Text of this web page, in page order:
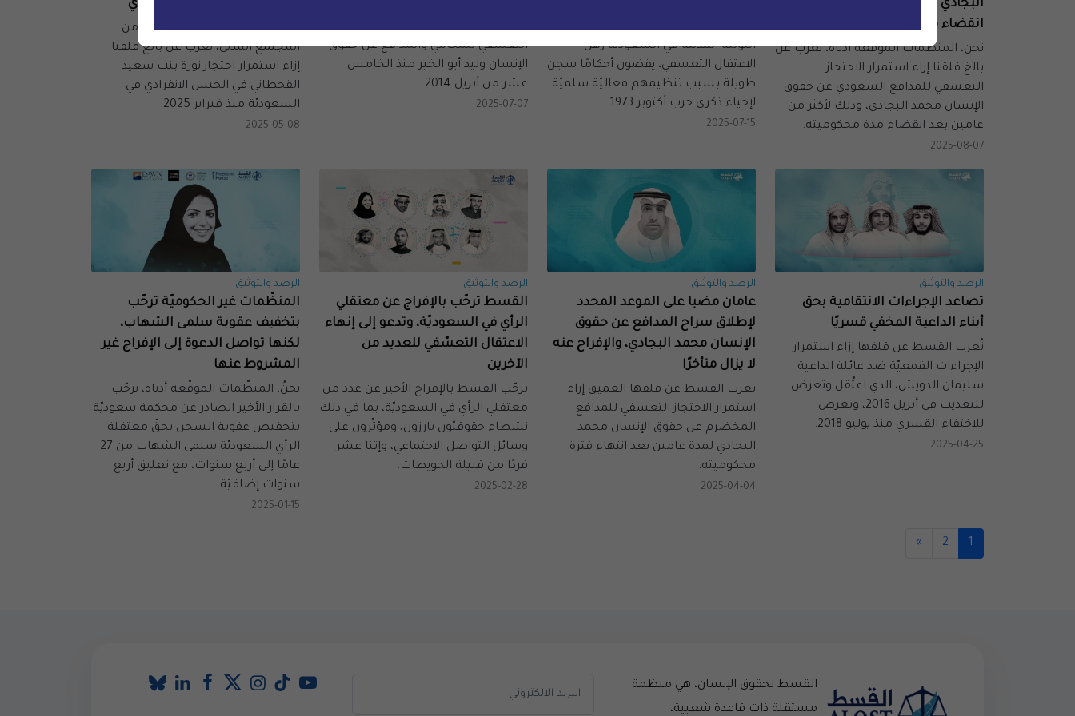
البجادي الذي لا يزال قيد الاحتجاز رغم
انقضاء مدة محكوميته منذ عامين
نحن، المنظمات الموقّعة أدناه، نعرب عن
بالغ قلقنا إزاء استمرار الاحتجاز
التعسفي للمدافع السعودي عن حقوق
الإنسان محمد البجادي، وذلك لأكثر من
عامين بعد انقضاء مدة محكوميته.
2025-08-07
النوبيّة المدنيّة في السعوديّة رهن
الاعتقال التعسفي، يقضون أحكامًا سجن
طويلة بسبب تنظيمهم فعاليّة سلميّة
لإحياء ذكرى حرب أكتوبر 1973.
2025-07-15
التعسّفي للمحامي والمدافع عن حقوق
الإنسان وليد أبو الخير منذ الخامس
عشر من أبريل 2014.
2025-07-07
واحتجازها في الحبس الانفرادي
نحن، المنظمات الموقعة أدناه، من
المجتمع المدني، نعرب عن بالغ قلقنا
إزاء استمرار احتجاز نورة بنت سعيد
القحطاني في الحبس الانفرادي في
السعوديّة منذ فبراير 2025.
2025-05-08
الرصد والتوثيق
تصاعد الإجراءات الانتقامية بحق
أبناء الداعية المخفي قسريًا
تُعرب القسط عن قلقها إزاء استمرار
الإجراءات القمعيّة ضد عائلة الداعية
سليمان الدويش، الذي اعتُقل وتعرض
للتعذيب في أبريل 2016، وتعرض
للاختفاء القسري منذ يوليو 2018.
2025-04-25
الرصد والتوثيق
عامان مضيا على الموعد المحدد
لإطلاق سراح المدافع عن حقوق
الإنسان محمد البجادي، والإفراج عنه
لا يزال متأخرًا
تعرب القسط عن قلقها العميق إزاء
استمرار الاحتجاز التعسفي للمدافع
المخضرم عن حقوق الإنسان محمد
البجادي لمدة عامين بعد انتهاء فترة
محكوميته.
2025-04-04
الرصد والتوثيق
القسط ترحّب بالإفراج عن معتقلي
الرأي في السعوديّة، وتدعو إلى إنهاء
الاعتقال التعسّفي للعديد من
الآخرين
ترحّب القسط بالإفراج الأخير عن عدد من
معتقلي الرأي في السعوديّة، بما في ذلك
نشطاء حقوقيّون بارزون، ومؤثّرون على
وسائل التواصل الاجتماعي، وإثنا عشر
فردًا من قبيلة الحويطات.
2025-02-28
الرصد والتوثيق
المنظّمات غير الحكوميّة ترحّب
بتخفيف عقوبة سلمى الشهاب،
لكنها تواصل الدعوة إلى الإفراج غير
المشروط عنها
نحنُ، المنظّمات الموقّعة أدناه، نرحّب
بالقرار الأخير الصادر عن محكمة سعوديّة
بتخفيض عقوبة السجن بحقّ معتقلة
الرأي السعوديّة سلمى الشهاب من 27
عامًا إلى أربع سنوات، مع تعليق أربع
سنوات إضافيّة.
2025-01-15
1
2
»
القسط لحقوق الإنسان، هي منظمة
مستقلة ذات قاعدة شعبية،